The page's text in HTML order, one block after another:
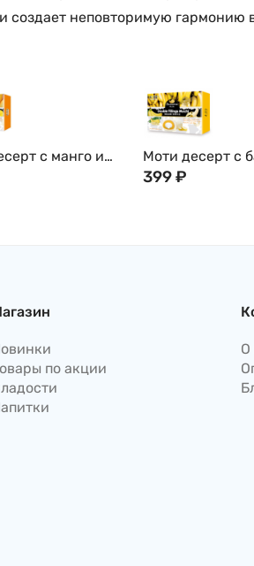
создает неповторимую гармонию
с манго и
пудингом
Моти десерт с
молочным
399₽
по акции
О